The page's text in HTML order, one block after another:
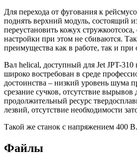
Для перехода от фугования к
поднять верхний модуль, состоящий
переустановить кожух
настройки при этом не сбиваются.
преимущества как в работе, так и при
Вал helical, доступный для Jet JPT-310
широко востребован в среде
достоинства – низкий уровень шума
срезание сучков, отсутствие вырывов
продолжительный ресурс
лезвий, отсутствие необходимости
Такой же станок с напряжением 400 В.
Файлы